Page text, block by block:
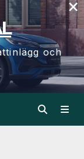
och
×